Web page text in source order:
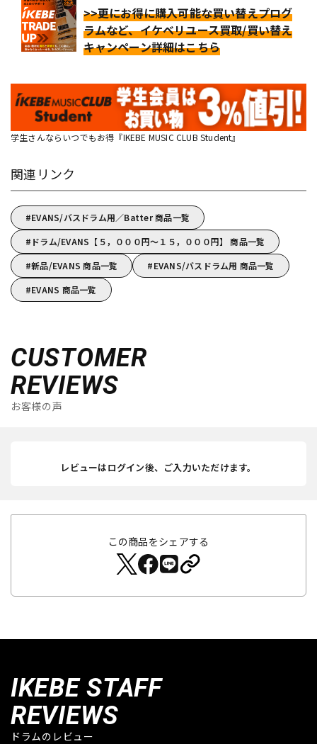
>>更にお得に購入可能な買い替えプログ
ラムなど、イケベリユース買取/買い替え
キャンペーン詳細はこちら
学生さんならいつでもお得『IKEBE MUSIC CLUB Student』
関連リンク
EVANS/バスドラム用／Batter 商品一覧
ドラム/EVANS【５，０００円～１５，０００円】 商品一覧
新品/EVANS 商品一覧
EVANS/バスドラム用 商品一覧
EVANS 商品一覧
CUSTOMER
REVIEWS
お客様の声
レビューはログイン後、ご入力いただけます。
この商品をシェアする
IKEBE STAFF
REVIEWS
ドラムのレビュー